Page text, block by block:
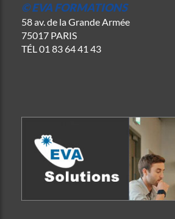
© EVA FORMATIONS
58 av. de la Grande Armée
75017 PARIS
TÉL01 83 64 41 43